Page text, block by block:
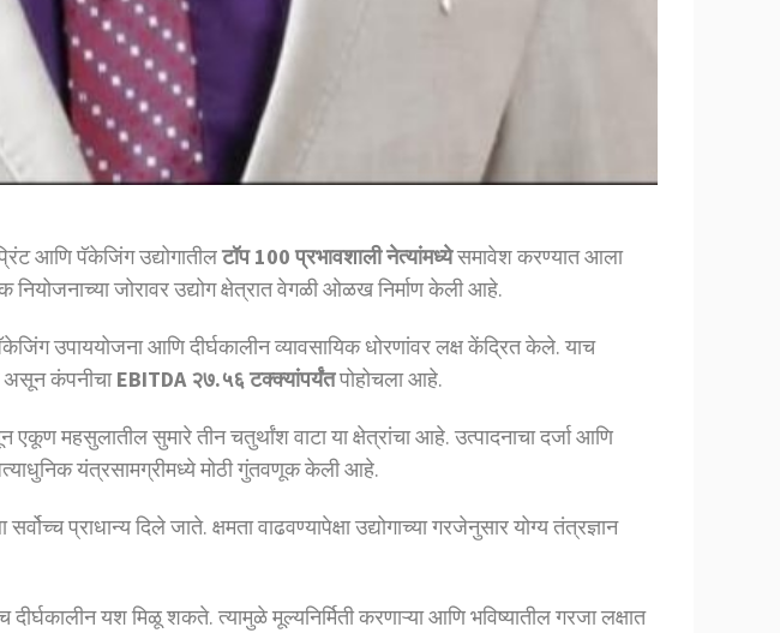
आणि पॅकेजिंग उद्योगातीलटॉप 100 प्रभावशाली नेत्यांमध्येसमावेश करण्यात आला
नियोजनाच्या जोरावर उद्योग क्षेत्रात वेगळी ओळख निर्माण केली आहे.
उपाययोजना आणि दीर्घकालीन व्यावसायिक धोरणांवर लक्ष केंद्रित केले. याच
असून कंपनीचाEBITDA २७.५६ टक्क्यांपर्यंतपोहोचला आहे.
महसुलातील सुमारे तीन चतुर्थांश वाटा या क्षेत्रांचा आहे. उत्पादनाचा दर्जा आणि
यंत्रसामग्रीमध्ये मोठी गुंतवणूक केली आहे.
प्राधान्य दिले जाते. क्षमता वाढवण्यापेक्षा उद्योगाच्या गरजेनुसार योग्य तंत्रज्ञान
यश मिळू शकते. त्यामुळे मूल्यनिर्मिती करणाऱ्या आणि भविष्यातील गरजा लक्षात